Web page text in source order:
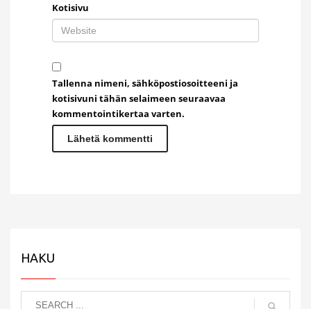
Kotisivu
Tallenna nimeni, sähköpostiosoitteeni ja
kotisivuni tähän selaimeen seuraavaa
kommentointikertaa varten.
HAKU